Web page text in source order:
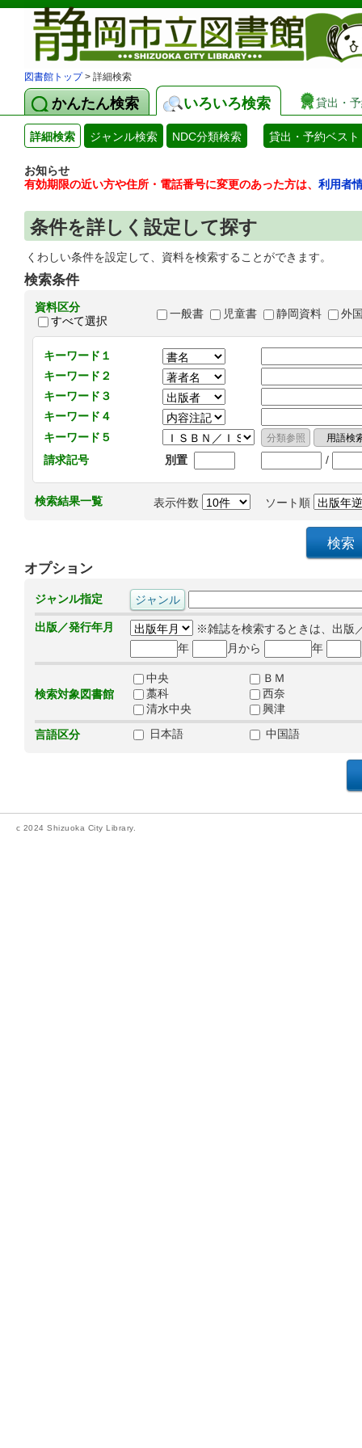
図書館トップ> 詳細検索
かんたん検索 いろいろ検索 貸出・
詳細検索 ジャンル検索 NDC分類検索 貸出・予約ベスト
お知らせ
有効期限の近い方や住所・電話番号に変更のあった方は、 利用者
条件を詳しく設定して探す
くわしい条件を設定して、資料を検索することができます。
検索条件
資料区分
すべて選択
一般書 児童書 静岡資料 外
キーワード１
キーワード２
キーワード３
キーワード４
キーワード５
請求記号
別置 /
検索結果一覧 表示件数 ソート順
オプション
ジャンル指定
出版／発行年月
※雑誌を検索するときは、出版
年
月から 年
検索対象図書館
中央
ＢＭ
藁科
西奈
清水中央
興津
言語区分
日本語 中国語
c 2024 Shizuoka City Library.